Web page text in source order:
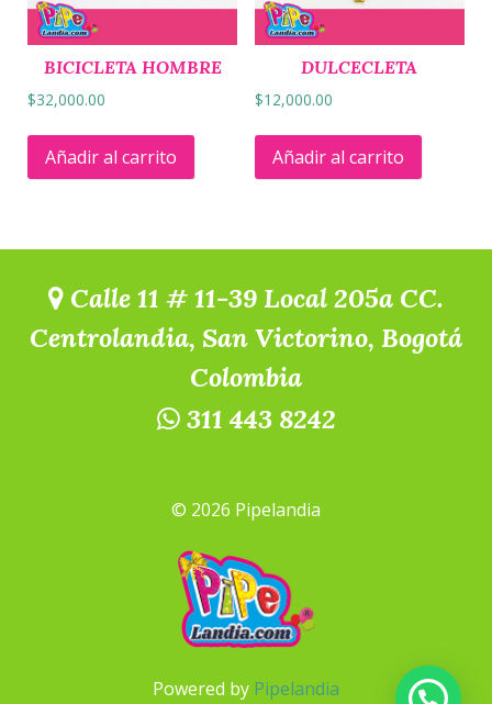
BICICLETA HOMBRE
$32,000.00
Añadir al carrito
DULCECLETA
$12,000.00
Añadir al carrito
Calle 11 # 11-39 Local 205a CC.
Centrolandia, San Victorino, Bogotá
Colombia
311 443 8242
© 2026 Pipelandia
Powered by Pipelandia